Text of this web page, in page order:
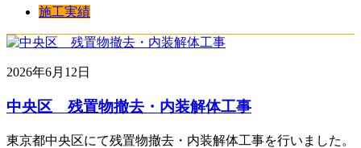
施工実績
2026年6月12日
中央区 残置物撤去・内装解体工事
東京都中央区にて残置物撤去・内装解体工事を行いました。